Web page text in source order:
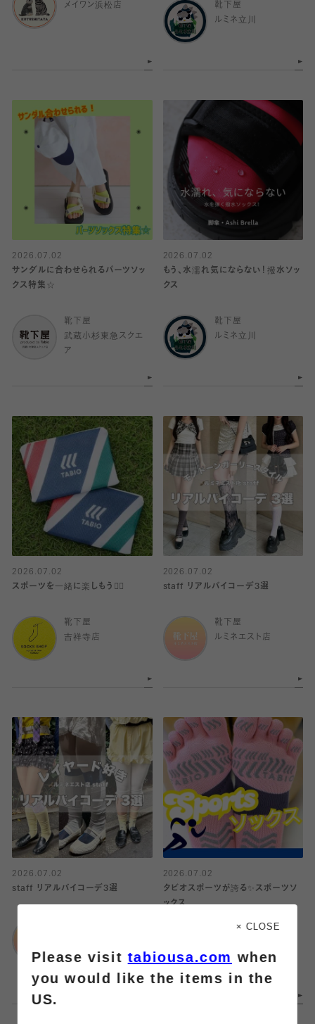
メイワン浜松店
靴下屋
ルミネ立川
2026.07.02
サンダルに合わせられるパーツソッ
クス特集☆
靴下屋
武蔵小杉東急スクエ
ア
2026.07.02
もう、水濡れ気にならない！撥水ソッ
クス
靴下屋
ルミネ立川
2026.07.02
スポーツを一緒に楽しもう🏋️‍♀️
靴下屋
吉祥寺店
2026.07.02
staff リアルバイコーデ3選
靴下屋
ルミネエスト店
2026.07.02
staff リアルバイコーデ3選
2026.07.02
タビオスポーツが誇る✨スポーツソ
ックス
エスパル仙台
× CLOSE
Please visittabiousa.com when
you would like the items in the
US.